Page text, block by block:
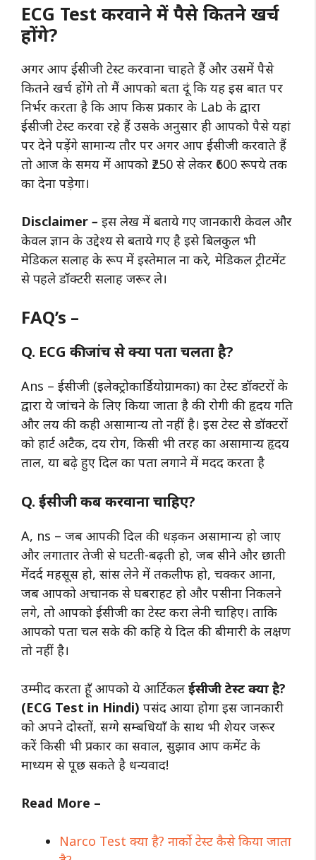
ECG Test करवाने में पैसे कितने खर्च
होंगे?
अगर आप ईसीजी टेस्ट करवाना चाहते हैं और उसमें पैसे
कितने खर्च होंगे तो मैं आपको बता दूं कि यह इस बात पर
निर्भर करता है कि आप किस प्रकार के Lab के द्वारा
ईसीजी टेस्ट करवा रहे हैं उसके अनुसार ही आपको पैसे यहां
पर देने पड़ेंगे सामान्य तौर पर अगर आप ईसीजी करवाते हैं
तो आज के समय में आपको ₹250 से लेकर ₹600 रूपये तक
का देना पड़ेगा।
Disclaimer – इस लेख में बताये गए जानकारी केवल और
केवल ज्ञान के उद्देश्य से बताये गए है इसे बिलकुल भी
मेडिकल सलाह के रूप में इस्तेमाल ना करे, मेडिकल ट्रीटमेंट
से पहले डॉक्टरी सलाह जरूर ले।
FAQ’s –
Q. ECG की जांच से क्या पता चलता है?
Ans – ईसीजी (इलेक्ट्रोकार्डियोग्रामका) का टेस्ट डॉक्टरों के
द्वारा ये जांचने के लिए किया जाता है की रोगी की हृदय गति
और लय की कही असामान्य तो नहीं है। इस टेस्ट से डॉक्टरों
को हार्ट अटैक, दय रोग, किसी भी तरह का असामान्य हृदय
ताल, या बढ़े हुए दिल का पता लगाने में मदद करता है
Q. ईसीजी कब करवाना चाहिए?
A, ns – जब आपकी दिल की धड़कन असामान्य हो जाए
और लगातार तेजी से घटती-बढ़ती हो, जब सीने और छाती
मेंदर्द महसूस हो, सांस लेने में तकलीफ हो, चक्कर आना,
जब आपको अचानक से घबराहट हो और पसीना निकलने
लगे, तो आपको ईसीजी का टेस्ट करा लेनी चाहिए। ताकि
आपको पता चल सके की कहि ये दिल की बीमारी के लक्षण
तो नहीं है।
उम्मीद करता हूँ आपको ये आर्टिकल ईसीजी टेस्ट क्या है?
(ECG Test in Hindi) पसंद आया होगा इस जानकारी
को अपने दोस्तों, सग्गे सम्बधियाँ के साथ भी शेयर जरूर
करें किसी भी प्रकार का सवाल, सुझाव आप कमेंट के
माध्यम से पूछ सकते है धन्यवाद!
Read More –
Narco Test क्या है? नार्को टेस्ट कैसे किया जाता